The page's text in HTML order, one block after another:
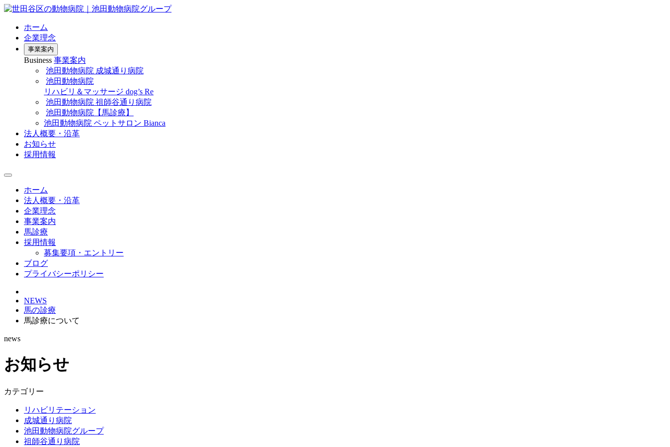
ホーム
企業理念
事業案内
Business 事業案内
池田動物病院 成城通り病院
池田動物病院
リハビリ＆マッサージ dog’s Re
池田動物病院 祖師谷通り病院
池田動物病院【馬診療】
池田動物病院 ペットサロン Bianca
法人概要・沿革
お知らせ
採用情報
ホーム
法人概要・沿革
企業理念
事業案内
馬診療
採用情報
募集要項・エントリー
ブログ
プライバシーポリシー
NEWS
馬の診療
馬診療について
news
お知らせ
カテゴリー
リハビリテーション
成城通り病院
池田動物病院グループ
祖師谷通り病院